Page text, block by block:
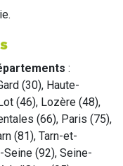
:
(30), Haute-
(46), Lozère (48),
(66), Paris (75),
(81), Tarn-et-
Seine (92), Seine-